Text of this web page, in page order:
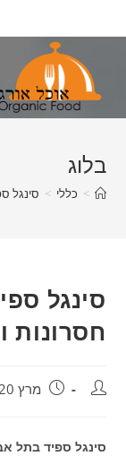
to
בלוג
> כללי > סינגל
סינגל
חסרונות
מחבר: פורסם:
מרץ 20, 2026
סינגל ספיד בתל